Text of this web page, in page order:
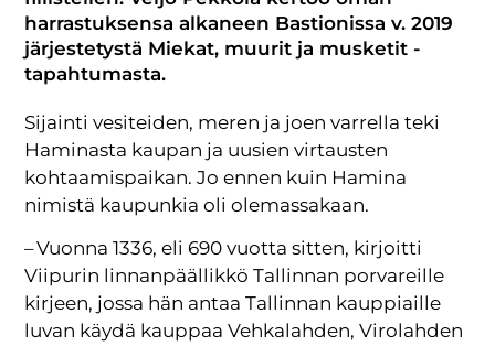
harrastuksensa alkaneen Bastionissa v. 2019
järjestetystä Miekat, muurit ja musketit -
tapahtumasta.
Sijainti vesiteiden, meren ja joen varrella teki
Haminasta kaupan ja uusien virtausten
kohtaamispaikan. Jo ennen kuin Hamina
nimistä kaupunkia oli olemassakaan.
– Vuonna 1336, eli 690 vuotta sitten, kirjoitti
Viipurin linnanpäällikkö Tallinnan porvareille
kirjeen, jossa hän antaa Tallinnan kauppiaille
luvan käydä kauppaa Vehkalahden, Virolahden